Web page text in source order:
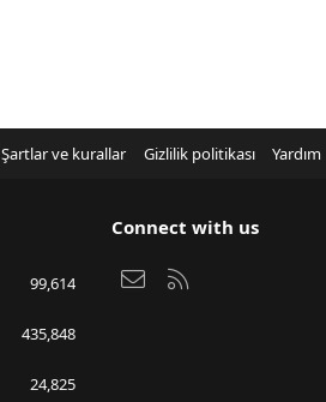
Şartlar ve kurallar Gizlilik politikası Yardım
99,614
435,848
24,825
Connect with us
Bize ulaşın